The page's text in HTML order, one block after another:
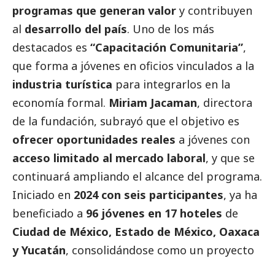
programas que generan valor y contribuyen
al desarrollo del país. Uno de los más
destacados es “Capacitación Comunitaria”,
que forma a jóvenes en oficios vinculados a la
industria turística para integrarlos en la
economía formal. Miriam Jacaman, directora
de la fundación, subrayó que el objetivo es
ofrecer oportunidades reales a jóvenes con
acceso limitado al mercado laboral, y que se
continuará ampliando el alcance del programa.
Iniciado en 2024 con seis participantes, ya ha
beneficiado a 96 jóvenes en 17 hoteles de
Ciudad de México, Estado de México, Oaxaca
y Yucatán, consolidándose como un proyecto